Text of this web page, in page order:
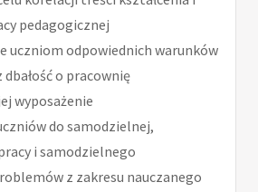
pedagogicznej
uczniom odpowiednich warunków
o pracownię
wyposażenie
do samodzielnej,
i samodzielnego
z zakresu nauczanego